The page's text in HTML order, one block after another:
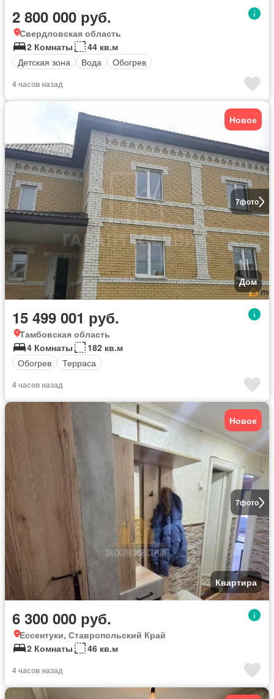
2 800 000 руб.
Свердловская область
2 Комнаты
44 кв.м
Детская зона
Вода Обогрев
4 часов назад
7фото
Новое
Дом
15 499 001 руб.
Тамбовская область
4 Комнаты
182 кв.м
Обогрев
Терраса
4 часов назад
7фото
Новое
Квартира
6 300 000 руб.
Ессентуки, Ставропольский Край
2 Комнаты
46 кв.м
4 часов назад